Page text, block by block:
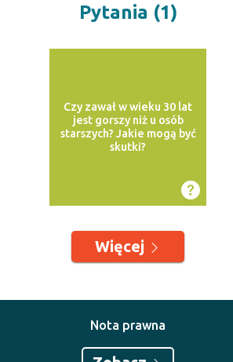
Pytania (1)
Czy zawał w wieku 30 lat
jest gorszy niż u osób
starszych? Jakie mogą być
skutki?
Więcej
Nota prawna